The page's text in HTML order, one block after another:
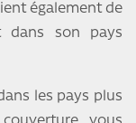
également de
dans son pays
les pays plus